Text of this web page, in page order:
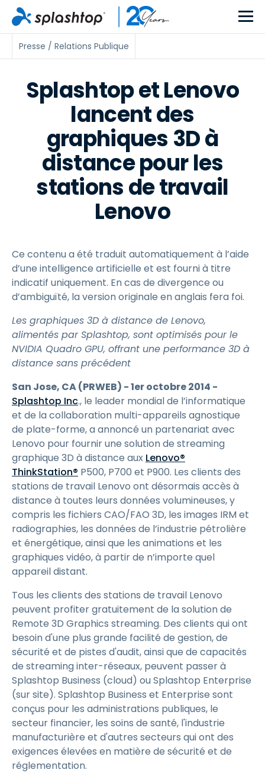
Presse / Relations Publique
Splashtop et Lenovo
lancent des
graphiques 3D à
distance pour les
stations de travail
Lenovo
Ce contenu a été traduit automatiquement à l’aide
d’une intelligence artificielle et est fourni à titre
indicatif uniquement. En cas de divergence ou
d’ambiguïté, la version originale en anglais fera foi.
Les graphiques 3D à distance de Lenovo,
alimentés par Splashtop, sont optimisés pour le
NVIDIA Quadro GPU, offrant une performance 3D à
distance sans précédent
San Jose, CA (PRWEB) - 1er octobre 2014 -
Splashtop Inc., le leader mondial de l’informatique
et de la collaboration multi-appareils agnostique
de plate-forme, a annoncé un partenariat avec
Lenovo pour fournir une solution de streaming
graphique 3D à distance aux Lenovo®
ThinkStation® P500, P700 et P900. Les clients des
stations de travail Lenovo ont désormais accès à
distance à toutes leurs données volumineuses, y
compris les fichiers CAO/FAO 3D, les images IRM et
radiographies, les données de l’industrie pétrolière
et énergétique, ainsi que les animations et les
graphiques vidéo, à partir de n’importe quel
appareil distant.
Tous les clients des stations de travail Lenovo
peuvent profiter gratuitement de la solution de
Remote 3D Graphics streaming. Des clients qui ont
besoin d'une plus grande facilité de gestion, de
sécurité et de pistes d'audit, ainsi que de capacités
de streaming inter-réseaux, peuvent passer à
Splashtop Business (cloud) ou Splashtop Enterprise
(sur site). Splashtop Business et Enterprise sont
conçus pour les administrations publiques, le
secteur financier, les soins de santé, l'industrie
manufacturière et d'autres secteurs qui ont des
exigences élevées en matière de sécurité et de
réglementation.